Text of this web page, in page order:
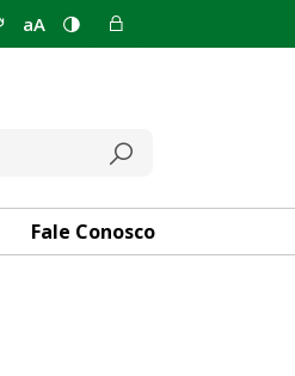
aA
Fale Conosco